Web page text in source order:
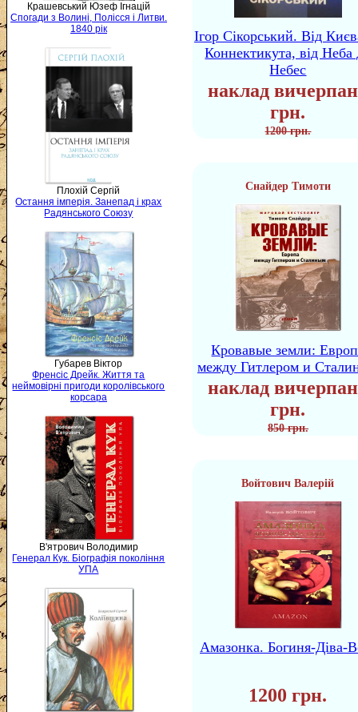
Крашевський Юзеф Ігнацій
Спогади з Волині, Полісся і Литви.
1840 рік
Плохій Сергій
Остання імперія. Занепад і крах
Радянського Союзу
Губарев Віктор
Френсіс Дрейк. Життя та
неймовірні пригоди королівського
корсара
В'ятрович Володимир
Генерал Кук. Біографія покоління
УПА
Ігор Сікорський. Від
Коннектикута, від Неба
Небес
наклад
грн.
1200 грн.
Снайдер Тимоти
Кровавые земли:
между Гитлером и
наклад
грн.
850 грн.
Войтович Валерій
Амазонка. Богиня-Діва-
1200 грн.